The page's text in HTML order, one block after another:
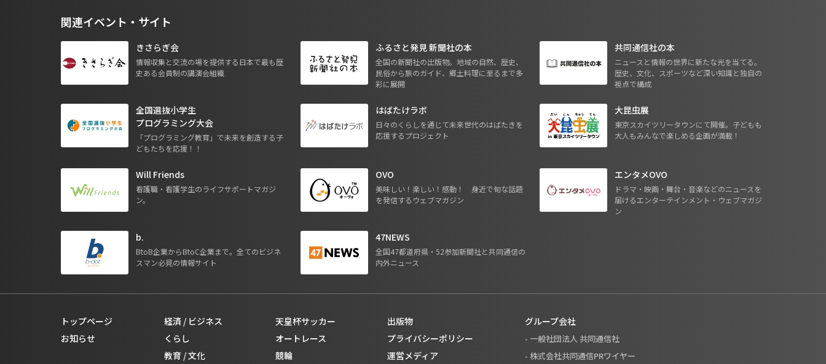
関連イベント・サイト
きさらぎ会
情報収集と交流の場を提供する日本で最も歴
史ある会員制の講演会組織
ふるさと発見 新聞社の本
全国の新聞社の出版物。地域の自然、歴史、
民俗から旅のガイド、郷土料理に至るまで多
彩に展開
共同通信社の本
ニュースと情報の世界に新たな光を当てる。
歴史、文化、スポーツなど深い知識と独自の
視点で構成
全国選抜小学生
プログラミング大会
「プログラミング教育」で未来を創造する子
どもたちを応援！！
はばたけラボ
日々のくらしを通じて未来世代のはばたきを
応援するプロジェクト
大昆虫展
東京スカイツリータウンにて開催。子どもも
大人もみんなで楽しめる企画が満載！
Will Friends
看護職・看護学生のライフサポートマガジ
ン。
OVO
美味しい！楽しい！感動！ 身近で旬な話題
を発信するウェブマガジン
エンタメOVO
ドラマ・映画・舞台・音楽などのニュースを
届けるエンターテインメント・ウェブマガジ
ン
b.
BtoB企業からBtoC企業まで。全てのビジネ
スマン必見の情報サイト
47NEWS
全国47都道府県・52参加新聞社と共同通信の
内外ニュース
トップページ
お知らせ
経済 / ビジネス
くらし
教育 / 文化
天皇杯サッカー
オートレース
競輪
出版物
プライバシーポリシー
運営メディア
グループ会社
- 一般社団法人 共同通信社
- 株式会社共同通信PRワイヤー